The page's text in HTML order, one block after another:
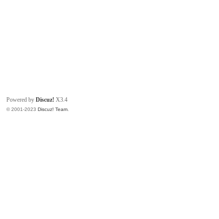
Powered byDiscuz! X3.4
© 2001-2023Discuz! Team